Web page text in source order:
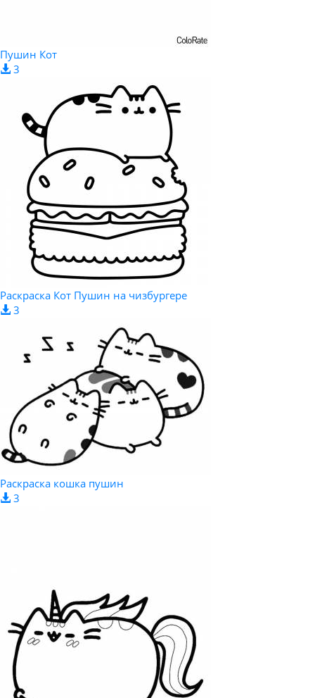
Пушин Кот
3
Раскраска Кот Пушин на чизбургере
3
Раскраска кошка пушин
3